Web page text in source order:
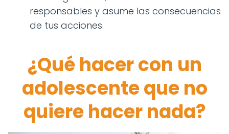
responsables y asume las consecuencias
de tus acciones.
¿Qué hacer con un
adolescente que no
quiere hacer nada?